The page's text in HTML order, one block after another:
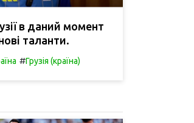
в даний момент
таланти.
#Грузія (країна)